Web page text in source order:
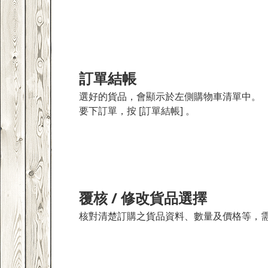
訂單結帳
選好的貨品，會顯示於左側購物車清單中。
要下訂單，按 [訂單結帳] 。
覆核 / 修改貨品選擇
核對清楚訂購之貨品資料、數量及價格等，